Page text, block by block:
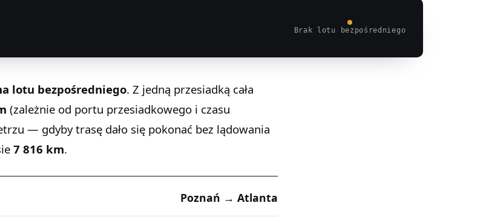
Brak lotu bezpośredniego
lotu bezpośredniego. Z jedną przesiadką cała
(zależnie od portu przesiadkowego i czasu
— gdyby trasę dało się pokonać bez lądowania
7 816 km.
Poznań → Atlanta